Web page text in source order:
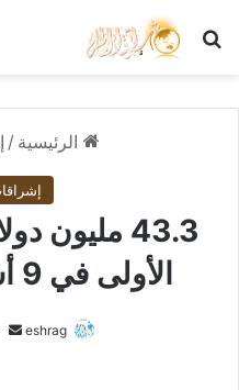
بحث عن
الرئيسية /
43.3 مليون
الأولى في 9 أشهر من 2023
eshrag